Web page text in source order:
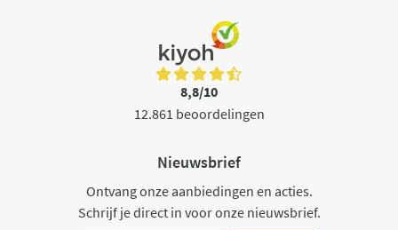
8,8/10
12.861 beoordelingen
Nieuwsbrief
Ontvang onze aanbiedingen en acties.
Schrijf je direct in voor onze nieuwsbrief.